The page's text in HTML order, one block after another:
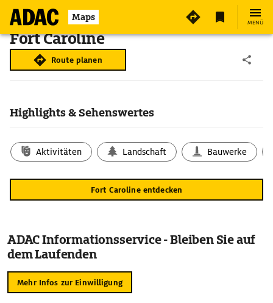
Maps MENÜ
Fort Caroline
Route planen
Highlights & Sehenswertes
Aktivitäten Landschaft Bauwerke
Fort Caroline entdecken
ADAC Informationsservice - Bleiben Sie auf
dem Laufenden
Mehr Infos zur Einwilligung